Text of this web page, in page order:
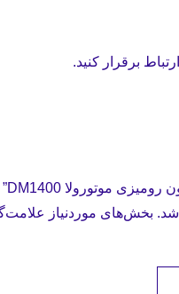
برقرار کنید.
شد. بخش‌های موردنیاز